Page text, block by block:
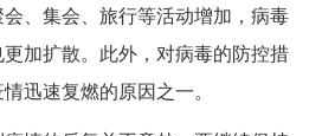
、集会、旅行等活动增加，病毒
加扩散。此外，对病毒的防控措
迅速复燃的原因之一。